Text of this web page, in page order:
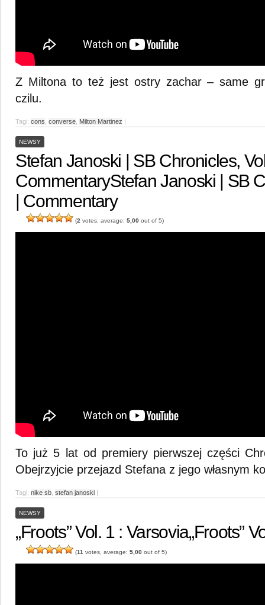
Z Miltona to też jest ostry zachar – same
czilu.
Tagi: cons converse Milton Martinez |
NEWSY
Stefan Janoski | SB Chronicles,
CommentaryStefan Janoski | SB
| Commentary
(2 votes, average: 5,00 out of 5)
To już 5 lat od premiery pierwszej części
Obejrzyjcie przejazd Stefana z jego własnym
Tagi: nike sb stefan janoski |
NEWSY
„Froots” Vol. 1 : Varsovia„Froots”
(11 votes, average: 5,00 out of 5)